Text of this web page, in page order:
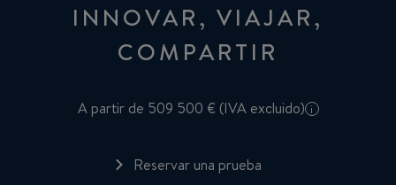
INNOVAR, VIAJAR,
COMPARTIR
A partir de 509 500 € (IVA excluido) i
Reservar una prueba